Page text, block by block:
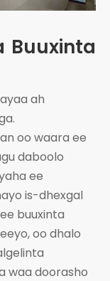
Buuxinta
ah
oo waara ee
daboolo
ee
is-dhexgal
buuxinta
oo dhalo
waa doorasho